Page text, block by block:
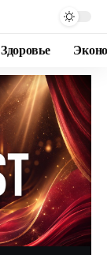
Здоровье